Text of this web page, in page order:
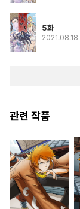
5화
2021.08.18
관련 작품